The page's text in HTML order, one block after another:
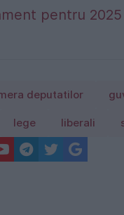
pentru 2025
deputatilor
lege liberali